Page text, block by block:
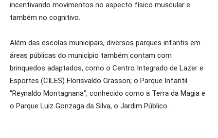
incentivando movimentos no aspecto físico muscular e
também no cognitivo.
Além das escolas municipais, diversos parques infantis em
áreas públicas do município também contam com
brinquedos adaptados, como o Centro Integrado de Lazer e
Esportes (CILES) Florisvaldo Grasson; o Parque Infantil
“Reynaldo Montagnana”, conhecido como a Terra da Magia e
o Parque Luiz Gonzaga da Silva, o Jardim Público.